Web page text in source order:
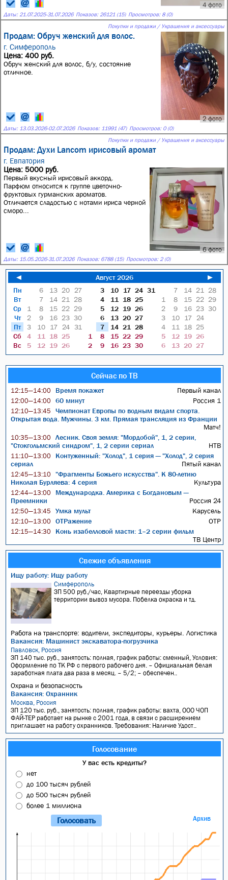
4 фото
Даты: 21.07.2025-31.07.2026 Показов: 26121 (15) Просмотров: 8 (0)
Покупки и продажи / Украшения и аксессуары
Продам: Обруч женский для волос.
г. Симферополь
2 фото
Цена: 400 руб.
Обруч женский для волос, б/у, состояние
отличное.
Даты: 13.03.2026-02.07.2026 Показов: 11991 (47) Просмотров: 0 (0)
Покупки и продажи / Украшения и аксессуары
Продам: Духи Lancom ирисовый аромат
г. Евпатория
6 фото
Цена: 5000 руб.
Первый вкусный ирисовый аккорд.
Парфюм относится к группе цветочно-
фруктовых гурманских ароматов.
Отличается сладостью с нотами ириса черной
сморо...
Даты: 15.05.2026-31.07.2026 Показов: 6788 (15) Просмотров: 2 (0)
◄ Август 2026
►
Пн
Вт
Ср
Чт
Пт
Сб
Вс
6 13 20
27
7
14 21
28
1
8 15 22 29
2
9 16 23 30
3
10 17 24 31
4
11 18 25
5
12 19 26
3 10 17 24 31
4
11 18 25
5
12 19 26
6
13 20 27
7
14 21
28
1
8 15 22 29
2
9 16 23 30
7 14 21
28
1
8 15 22 29
2
9 16 23 30
3
10 17
24
4
11 18 25
5
12 19 26
6
13 20 27
Сейчас по ТВ
12:15—14:00 Время покажет Первый канал
12:00—14:00 60 минут Россия 1
12:10—13:45
Чемпионат Европы по водным видам спорта.
Открытая вода. Мужчины. 3 км. Прямая трансляция из Франции
Матч!
10:35—13:00
Лесник. Своя земля: "Мордобой", 1, 2 серии,
"Стокгольмский синдром", 1, 2 серии сериал
НТВ
11:10—13:00
Контуженный: "Холод", 1 серия — "Холод", 2 серия
сериал
Пятый канал
12:45—13:10
"Фрагменты Божьего искусства". К 80-летию
Николая Бурляева: 4 серия
Культура
12:44—13:00
Международка. Америка с Богдановым —
Преемники
Россия 24
12:50—13:45 Умка мульт Карусель
12:10—13:00 ОТРажение ОТР
12:15—14:30
Конь изабелловой масти: 1–2 серии фильм
ТВ Центр
Свежие объявления
Ищу работу: Ищу работу
Симферополь
ЗП 500 руб./час, Квартирные переезды уборка
территории вывоз мусора. Побелка окраска и тд.
Работа на транспорте: водители, экспедиторы, курьеры. Логистика
Вакансия: Машинист экскаватора-погрузчика
Павловск, Россия
ЗП 140 тыс. руб., занятость: полная, график работы: сменный, Условия:
Оформление по ТК РФ с первого рабочего дня. – Официальная белая
заработная плата два раза в месяц. – 5/2; – обеспечен..
Охрана и безопасность
Вакансия: Охранник
Москва, Россия
ЗП 120 тыс. руб., занятость: полная, график работы: вахта, ООО ЧОП
ФАЙ-ТЕР работает на рынке с 2001 года, в связи с расширением
приглашает на работу охранников. Требования: Наличие Удост..
Голосование
У вас есть кредиты?
нет
до 100 тысяч рублей
до 500 тысяч рублей
более 1 миллиона
Архив